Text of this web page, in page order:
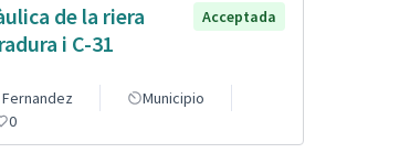
de la riera
i C-31
Acceptada
Municipio
0